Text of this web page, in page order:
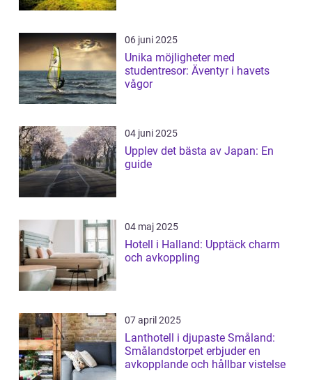
06 juni 2025
Unika möjligheter med
studentresor: Äventyr i havets
vågor
04 juni 2025
Upplev det bästa av Japan: En
guide
04 maj 2025
Hotell i Halland: Upptäck charm
och avkoppling
07 april 2025
Lanthotell i djupaste Småland:
Smålandstorpet erbjuder en
avkopplande och hållbar vistelse